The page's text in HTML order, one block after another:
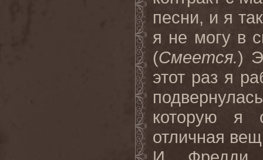
песни, и я
я не могу в
(Смеется.)
этот раз я
которую я
отличная